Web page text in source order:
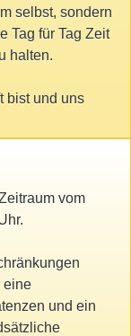
selbst, sondern
Tag für Tag Zeit
halten.
bist und uns
vom
eine
und ein